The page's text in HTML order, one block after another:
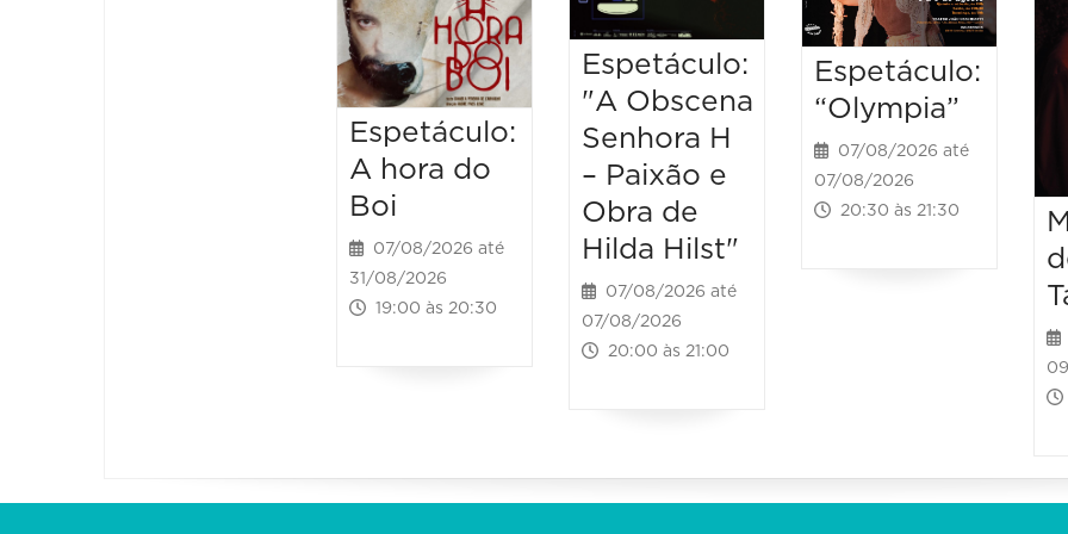
Espetáculo:
A hora do
Boi
07/08/2026 até
31/08/2026
19:00 às 20:30
Espetáculo:
"A Obscena
Senhora H
– Paixão e
Obra de
Hilda Hilst"
07/08/2026 até
07/08/2026
20:00 às 21:00
Espetáculo:
“Olympia”
07/08/2026 até
07/08/2026
20:30 às 21:30